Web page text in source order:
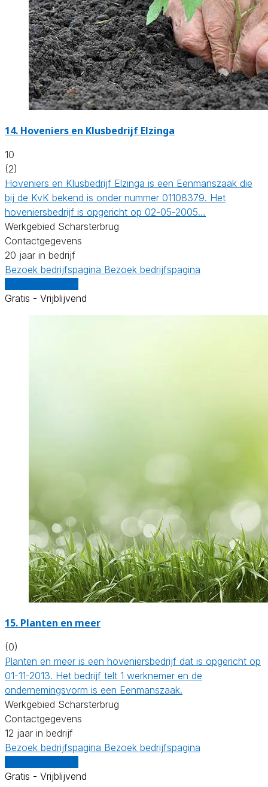
14. Hoveniers en Klusbedrijf Elzinga
10
(2)
Hoveniers en Klusbedrijf Elzinga is een Eenmanszaak die
bij de KvK bekend is onder nummer 01108379. Het
hoveniersbedrijf is opgericht op 02-05-2005…
Werkgebied Scharsterbrug
Contactgegevens
20 jaar in bedrijf
Bezoek bedrijfspagina Bezoek bedrijfspagina
Gratis - Vrijblijvend
15. Planten en meer
(0)
Planten en meer is een hoveniersbedrijf dat is opgericht op
01-11-2013. Het bedrijf telt 1 werknemer en de
ondernemingsvorm is een Eenmanszaak.
Werkgebied Scharsterbrug
Contactgegevens
12 jaar in bedrijf
Bezoek bedrijfspagina Bezoek bedrijfspagina
Gratis - Vrijblijvend